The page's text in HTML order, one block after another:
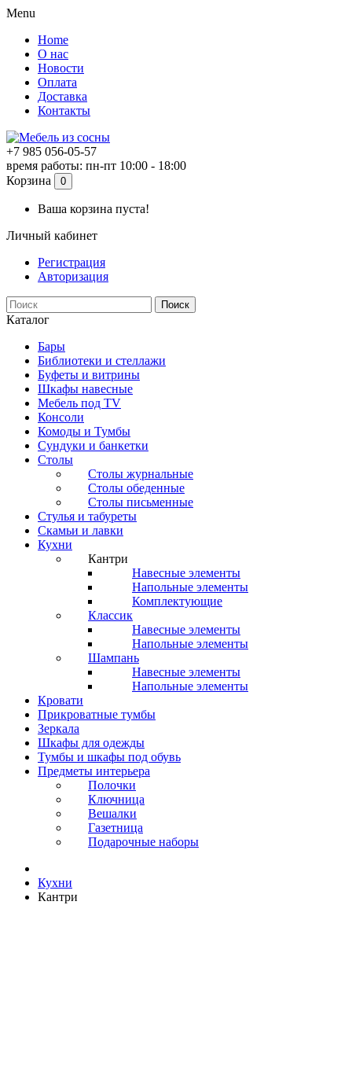
Menu
Home
О нас
Новости
Оплата
Доставка
Контакты
+7 985 056-05-57
время работы: пн-пт 10:00 - 18:00
Корзина
0
Ваша корзина пуста!
Личный кабинет
Регистрация
Авторизация
Поиск
Каталог
Бары
Библиотеки и стеллажи
Буфеты и витрины
Шкафы навесные
Мебель под ТV
Консоли
Комоды и Тумбы
Сундуки и банкетки
Столы
Столы журнальные
Столы обеденные
Столы письменные
Стулья и табуреты
Скамьи и лавки
Кухни
Кантри
Навесные элементы
Напольные элементы
Комплектующие
Классик
Навесные элементы
Напольные элементы
Шампань
Навесные элементы
Напольные элементы
Кровати
Прикроватные тумбы
Зеркала
Шкафы для одежды
Тумбы и шкафы под обувь
Предметы интерьера
Полочки
Ключница
Вешалки
Газетница
Подарочные наборы
Кухни
Кантри